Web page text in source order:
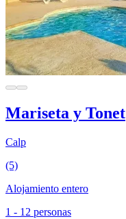
Mariseta y Tonet
Calp
(5)
Alojamiento entero
1 - 12 personas